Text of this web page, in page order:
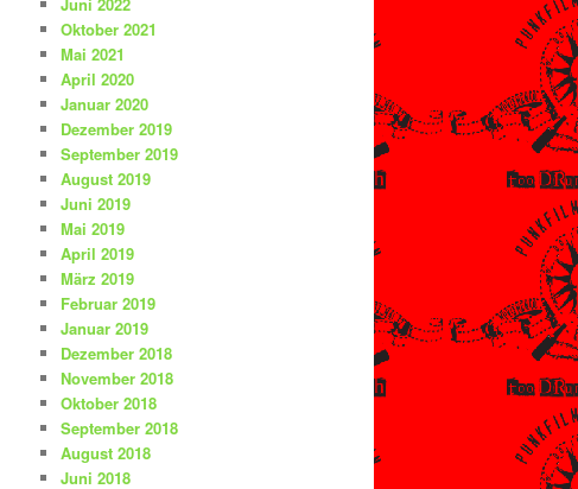
Oktober 2021
Mai 2021
April 2020
Januar 2020
Dezember 2019
September 2019
August 2019
Juni 2019
Mai 2019
April 2019
März 2019
Februar 2019
Januar 2019
Dezember 2018
November 2018
Oktober 2018
September 2018
August 2018
Juni 2018